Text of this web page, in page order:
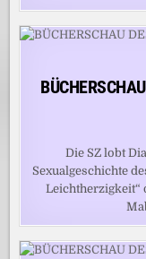
Die SZ lobt
Sexualgeschichte
Leichtherzigkeit“